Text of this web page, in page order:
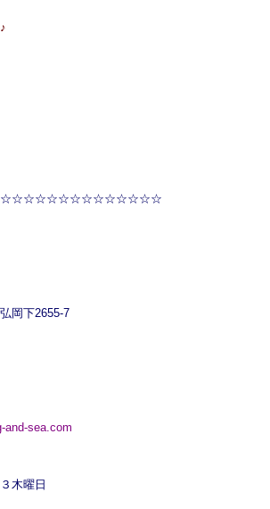
岡下2655-7
and-sea.com
木曜日